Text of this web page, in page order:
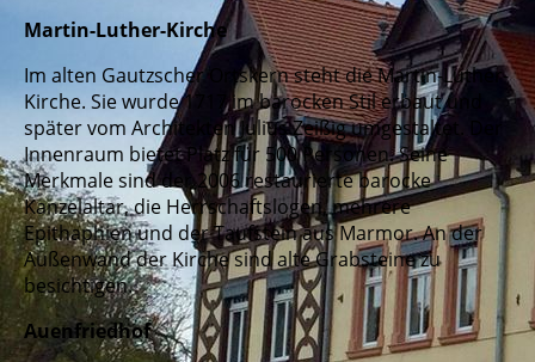
Martin-Luther-Kirche
Im alten Gautzscher Ortskern steht die Martin-Luther-
Kirche. Sie wurde 1717 im barocken Stil erbaut und
später vom Architekten Julius Zeißig umgestaltet. Der
Innenraum bietet Platz für 500 Personen. Seine
Merkmale sind der 2006 restaurierte barocke
Kanzelaltar, die Herrschaftslogen, mehrere
Epithaphien und der Taufstein aus Marmor. An der
Außenwand der Kirche sind alte Grabsteine zu
besichtigen.
Auenfriedhof